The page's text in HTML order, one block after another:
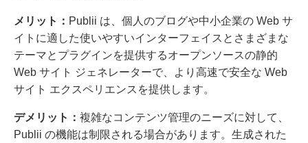
メリット： Publii は、個人のブログや中小企業の Web サ
イトに適した使いやすいインターフェイスとさまざまな
テーマとプラグインを提供するオープンソースの静的
Web サイト ジェネレーターで、より高速で安全な Web
サイト エクスペリエンスを提供します。
デメリット： 複雑なコンテンツ管理のニーズに対して、
Publii の機能は制限される場合があります。生成された